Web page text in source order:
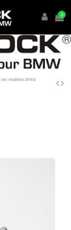
0
modeles BMW